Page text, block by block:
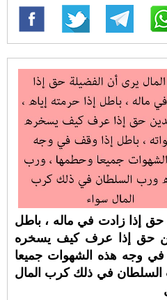
إذا زادت في ماله ، باطل
حق إذا عرف كيف يسخره
وجه هذه الشهوات جميعا
في ذلك كرب المال